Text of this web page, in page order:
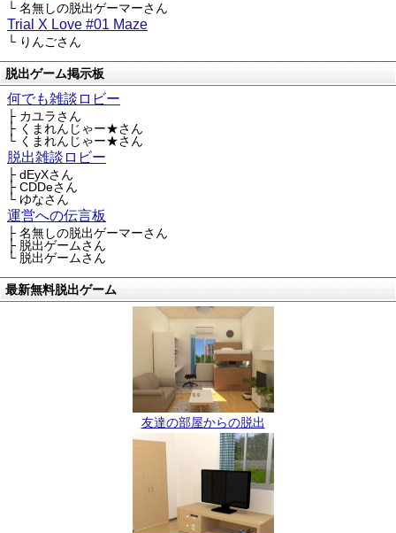
└ 名無しの脱出ゲーマーさん
Trial X Love #01 Maze
└ りんごさん
脱出ゲーム掲示板
何でも雑談ロビー
├ カユラさん
├ くまれんじゃー★さん
└ くまれんじゃー★さん
脱出雑談ロビー
├ dEyXさん
├ CDDeさん
└ ゆなさん
運営への伝言板
├ 名無しの脱出ゲーマーさん
├ 脱出ゲームさん
└ 脱出ゲームさん
最新無料脱出ゲーム
友達の部屋からの脱出